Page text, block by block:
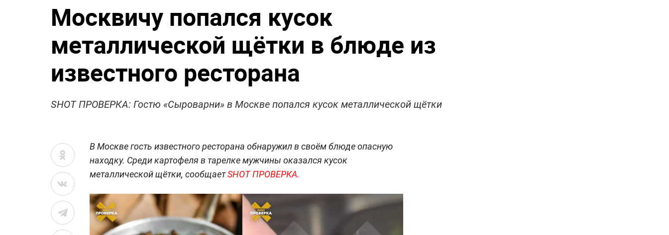
Москвичу попался кусок
металлической щётки в блюде из
известного ресторана
SHOT ПРОВЕРКА: Гостю «Сыроварни» в Москве попался кусок металлической щётки
В Москве гость известного ресторана обнаружил в своём блюде опасную
находку. Среди картофеля в тарелке мужчины оказался кусок
металлической щётки, сообщаетSHOT ПРОВЕРКА.